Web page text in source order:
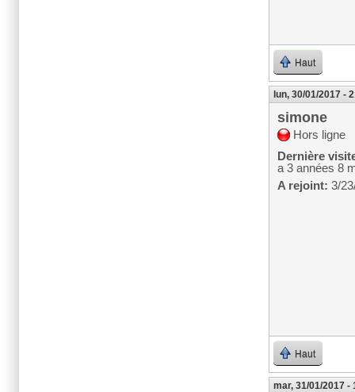
Haut
lun, 30/01/2017 -
simone
Hors ligne
Dernière
a 3 années 8
A rejoint: 3/
Haut
mar, 31/01/2017 -